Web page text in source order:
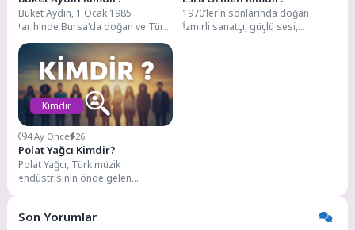
Buket Aydın, 1 Ocak 1985
tarihinde Bursa'da doğan ve Türk
televizyonlarının tanınan haber
sunucularından biri....
1970’lerin sonlarında doğan
İzmirli sanatçı, güçlü sesi,
Kimdir
4 Ay Önce 26
Polat Yağcı Kimdir?
Polat Yağcı, Türk müzik
endüstrisinin önde gelen
Son Yorumlar